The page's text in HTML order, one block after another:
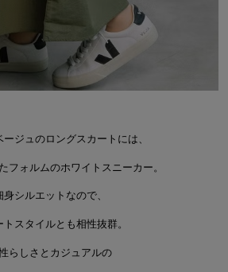
ージュのロングスカートには、
フォルムのホワイトスニーカー。
身シルエットなので、
トスタイルとも相性抜群。
らしさとカジュアルの